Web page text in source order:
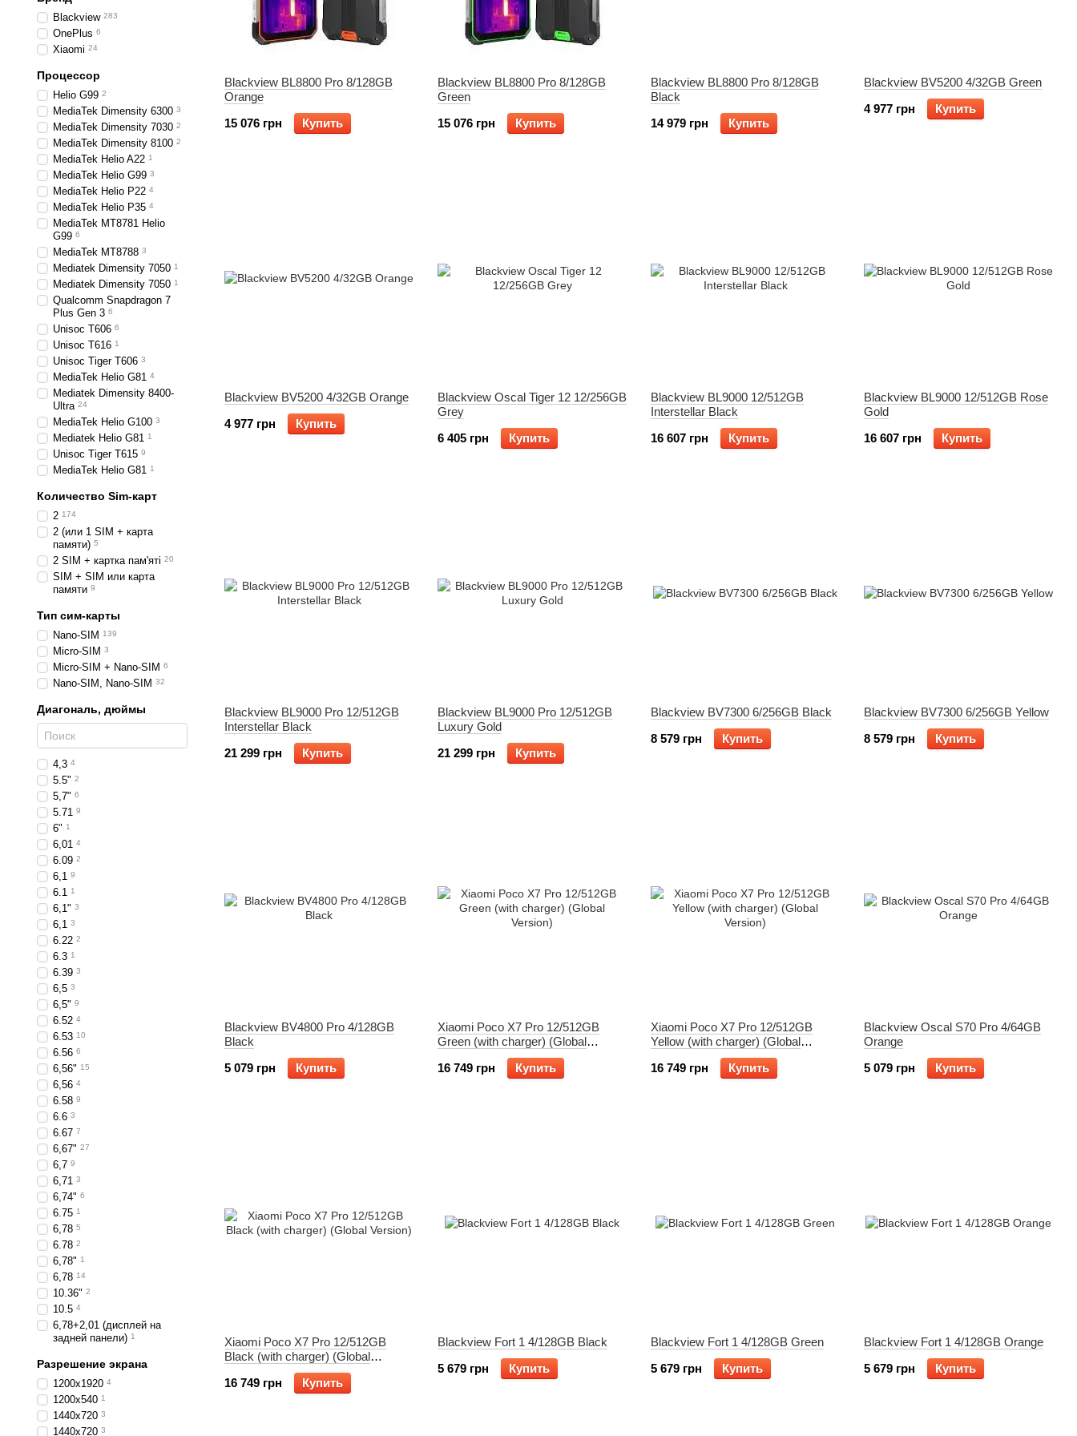
Blackview BL8800 Pro 8/128GB
Orange
15 076 грн
Купить
Blackview BL8800 Pro 8/128GB
Green
15 076 грн
Купить
Blackview BL8800 Pro 8/128GB
Black
14 979 грн
Купить
Blackview BV5200 4/32GB Green
4 977 грн
Купить
Blackview BV5200 4/32GB Orange
4 977 грн
Купить
Blackview Oscal Tiger 12 12/256GB
Grey
6 405 грн
Купить
Blackview BL9000 12/512GB
Interstellar Black
16 607 грн
Купить
Blackview BL9000 12/512GB Rose
Gold
16 607 грн
Купить
Blackview BL9000 Pro 12/512GB
Interstellar Black
21 299 грн
Купить
Blackview BL9000 Pro 12/512GB
Luxury Gold
21 299 грн
Купить
Blackview BV7300 6/256GB Black
8 579 грн
Купить
Blackview BV7300 6/256GB Yellow
8 579 грн
Купить
Blackview BV4800 Pro 4/128GB
Black
5 079 грн
Купить
Xiaomi Poco X7 Pro 12/512GB
Green (with charger) (Global
16 749 грн
Купить
Xiaomi Poco X7 Pro 12/512GB
Yellow (with charger) (Global
16 749 грн
Купить
Blackview Oscal S70 Pro 4/64GB
Orange
5 079 грн
Купить
Xiaomi Poco X7 Pro 12/512GB
Black (with charger) (Global
16 749 грн
Купить
Blackview Fort 1 4/128GB Black
5 679 грн
Купить
Blackview Fort 1 4/128GB Green
5 679 грн
Купить
Blackview Fort 1 4/128GB Orange
5 679 грн
Купить
Blackview 283
OnePlus 6
Xiaomi 24
Процессор
Helio G99 2
MediaTek Dimensity 6300 3
MediaTek Dimensity 7030 2
MediaTek Dimensity 8100 2
MediaTek Helio A22 1
MediaTek Helio G99 3
MediaTek Helio P22 4
MediaTek Helio P35 4
MediaTek MT8781 Helio
G99 6
MediaTek MT8788 3
Mediatek Dimensity 7050 1
Mediatek Dimensity 7050 1
Qualcomm Snapdragon 7
Plus Gen 3 6
Unisoc T606 6
Unisoc T616 1
Unisoc Tiger T606 3
MediaTek Helio G81 4
Mediatek Dimensity 8400-
Ultra 24
MediaTek Helio G100 3
Mediatek Helio G81 1
Unisoc Tiger T615 9
MediaTek Helio G81 1
Количество Sim-карт
2 174
2 (или 1 SIM + карта
памяти) 5
2 SIM + картка пам'яті 20
SIM + SIM или карта
памяти 9
Тип сим-карты
Nano-SIM 139
Micro-SIM 3
Micro-SIM + Nano-SIM 6
Nano-SIM, Nano-SIM 32
Диагональ, дюймы
4,3 4
5.5" 2
5,7" 6
5.71 9
6" 1
6,01 4
6.09 2
6,1 9
6.1 1
6,1" 3
6,1 3
6.22 2
6.3 1
6.39 3
6,5 3
6,5" 9
6.52 4
6.53 10
6.56 6
6,56" 15
6,56 4
6.58 9
6.6 3
6.67 7
6,67" 27
6,7 9
6,71 3
6,74" 6
6.75 1
6,78 5
6.78 2
6,78" 1
6,78 14
10.36" 2
10.5 4
6,78+2,01 (дисплей на
задней панели) 1
Разрешение экрана
1200x1920 4
1200х540 1
1440x720 3
1440х720 3